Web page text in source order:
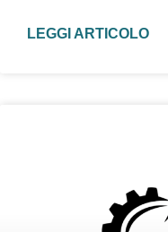
LEGGI ARTICOLO